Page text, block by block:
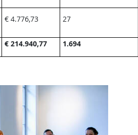
€ 4.776,73 27
€ 214.940,77
1.694